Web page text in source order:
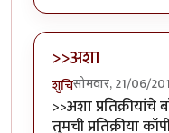
>>अशा
शुचिसोमवार, 21/06/
>>अशा
तुमची प्रतिक्रीया